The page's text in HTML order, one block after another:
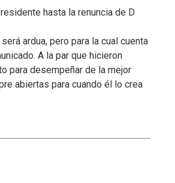
hasta la renuncia de D
ardua, pero para la cual cuenta
A la par que hicieron
para desempeñar de la mejor
abiertas para cuando él lo crea